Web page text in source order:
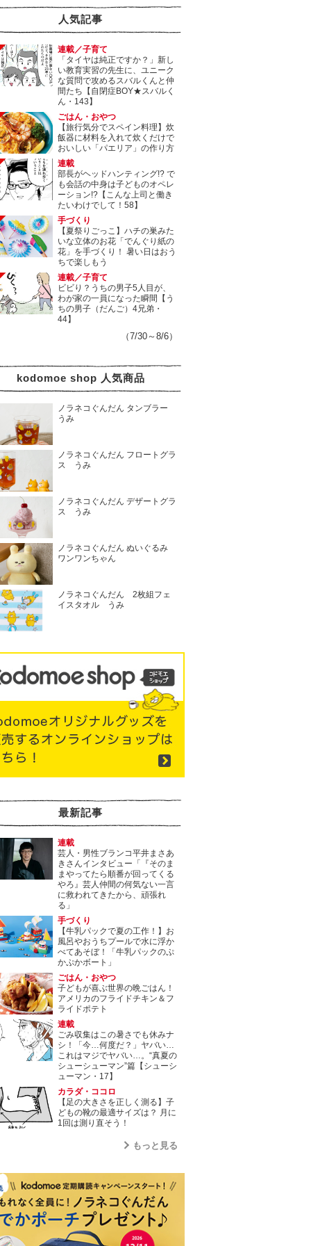
人気記事
連載／子育て
「タイヤは純正ですか？」新し
い教育実習の先生に、ユニーク
な質問で攻めるスバルくんと仲
間たち【自閉症BOY★スバルく
ん・143】
ごはん・おやつ
【旅行気分でスペイン料理】炊
飯器に材料を入れて炊くだけで
おいしい「パエリア」の作り方
連載
部長がヘッドハンティング!? で
も会話の中身は子どものオペレ
ーション!?【こんな上司と働き
たいわけでして！58】
手づくり
【夏祭りごっこ】ハチの巣みた
いな立体のお花「でんぐり紙の
花」を手づくり！ 暑い日はおう
ちで楽しもう
連載／子育て
ビビり？うちの男子5人目が、
わが家の一員になった瞬間【う
ちの男子（だんご）4兄弟・
44】
（7/30～8/6）
kodomoe shop 人気商品
ノラネコぐんだん タンブラー
うみ
ノラネコぐんだん フロートグラ
ス うみ
ノラネコぐんだん デザートグラ
ス うみ
ノラネコぐんだん ぬいぐるみ
ワンワンちゃん
ノラネコぐんだん 2枚組フェ
イスタオル うみ
最新記事
連載
芸人・男性ブランコ平井まさあ
きさんインタビュー「『そのま
まやってたら順番が回ってくる
やろ』芸人仲間の何気ない一言
に救われてきたから、頑張れ
る」
手づくり
【牛乳パックで夏の工作！】お
風呂やおうちプールで水に浮か
べてあそぼ！「牛乳パックのぷ
かぷかボート」
ごはん・おやつ
子どもが喜ぶ世界の晩ごはん！
アメリカのフライドチキン＆フ
ライドポテト
連載
ごみ収集はこの暑さでも休みナ
シ！「今…何度だ？」ヤバい…
これはマジでヤバい…。“真夏の
シューシューマン”篇【シューシ
ューマン・17】
カラダ・ココロ
【足の大きさを正しく測る】子
どもの靴の最適サイズは？ 月に
1回は測り直そう！
もっと見る